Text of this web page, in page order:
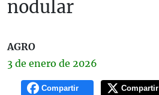
nodular
AGRO
3 de enero de 2026
Compartir Compartir